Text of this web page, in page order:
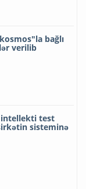
bağlı
verilib
intellekti test
sisteminə